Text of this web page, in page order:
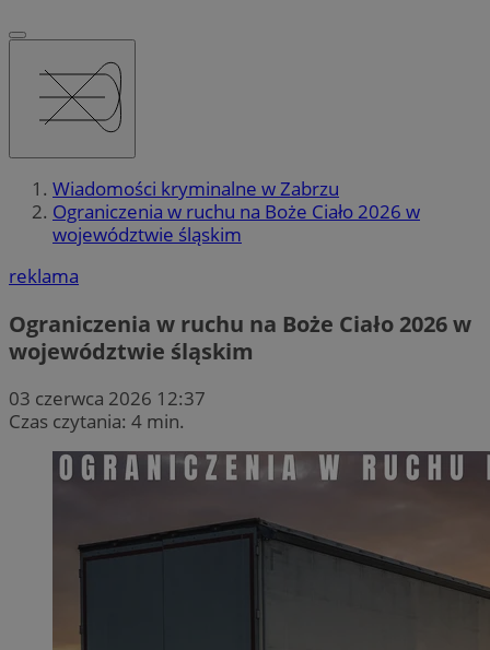
Wiadomości kryminalne w Zabrzu
Ograniczenia w ruchu na Boże Ciało 2026 w
województwie śląskim
reklama
Ograniczenia w ruchu na Boże Ciało 2026 w
województwie śląskim
03 czerwca 2026 12:37
Czas czytania: 4 min.